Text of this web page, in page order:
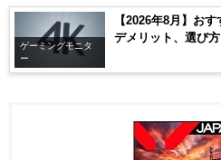
ゲーミングモニタ
ー
【2026年8月】お
デメリット、選び方